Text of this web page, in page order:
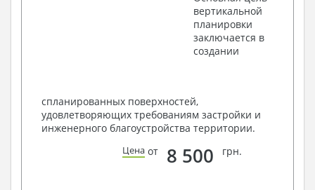
вертикальной
планировки
заключается в
создании
спланированных поверхностей,
удовлетворяющих требованиям застройки и
инженерного благоустройства территории.
Цена от 8 500 грн.